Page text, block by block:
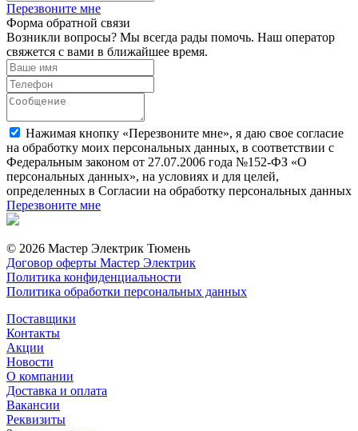
Перезвоните мне
Форма обратной связи
Возникли вопросы? Мы всегда рады помочь. Наш оператор
свяжется с вами в ближайшее время.
Нажимая кнопку «Перезвоните мне», я даю свое согласие
на обработку моих персональных данных, в соответствии с
Федеральным законом от 27.07.2006 года №152-ФЗ «О
персональных данных», на условиях и для целей,
определенных в Согласии на обработку персональных данных
Перезвоните мне
© 2026 Мастер Электрик Тюмень
Договор оферты Мастер Электрик
Политика конфиденциальности
Политика обработки персональных данных
Поставщики
Контакты
Акции
Новости
О компании
Доставка и оплата
Вакансии
Реквизиты